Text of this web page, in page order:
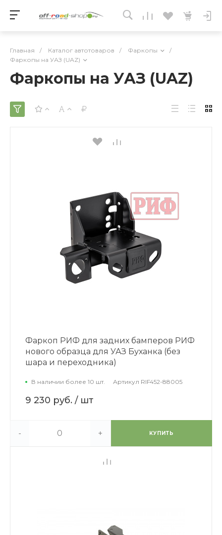
Главная / Каталог автотоваров / Фаркопы
/
Фаркопы на УАЗ (UAZ)
Фаркопы на УАЗ (UAZ)
Фаркоп РИФ для задних бамперов РИФ
нового образца для УАЗ Буханка (без
шара и переходника)
В наличии более 10 шт. Артикул RIF452-88005
9 230 руб. / шт
- + КУПИТЬ